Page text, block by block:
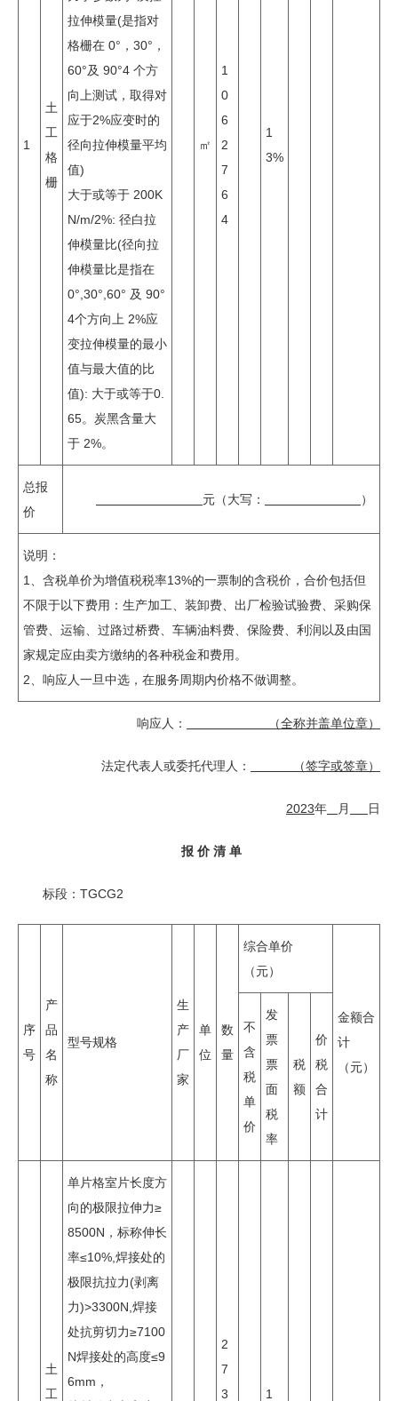
1
土
工
格
栅
拉伸模量(是指对
格栅在 0°，30°，
60°及 90°4 个方
向上测试，取得对
应于2%应变时的
径向拉伸模量平均
值)
大于或等于 200K
N/m/2%: 径白拉
伸模量比(径向拉
伸模量比是指在
0°,30°,60° 及 90°
4个方向上 2%应
变拉伸模量的最小
值与最大值的比
值): 大于或等于0.
65。炭黑含量大
于 2%。
㎡
1
0
6
2
7
6
4
1
3%
总报
价
元（大写： ）
说明：
1、含税单价为增值税税率13%的一票制的含税价，合价包括但
不限于以下费用：生产加工、装卸费、出厂检验试验费、采购保
管费、运输、过路过桥费、车辆油料费、保险费、利润以及由国
家规定应由卖方缴纳的各种税金和费用。
2、响应人一旦中选，在服务周期内价格不做调整。
响应人： （全称并盖单位章）
法定代表人或委托代理人： （签字或签章）
2023年 月 日
报 价 清 单
标段：TGCG2
序
号
产
品
名
称
型号规格
生
产
厂
家
单
位
数
量
综合单价
（元）
金额合
计
（元）
不
含
税
单
价
发
票
票
面
税
率
税
额
价
税
合
计
土
工
单片格室片长度方
向的极限拉伸力≥
8500N，标称伸长
率≤10%,焊接处的
极限抗拉力(剥离
力)>3300N,焊接
处抗剪切力≥7100
N焊接处的高度≤9
6mm，
2
7
3
1